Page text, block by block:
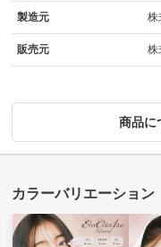
製造元 株
販売元 株
商品に